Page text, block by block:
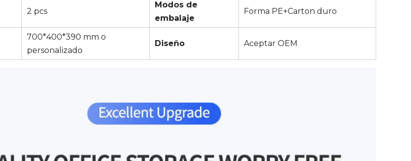
2 pcs
Modos de
embalaje
Forma PE+Carton duro
700*400*390 mm o
personalizado
Diseño Aceptar OEM